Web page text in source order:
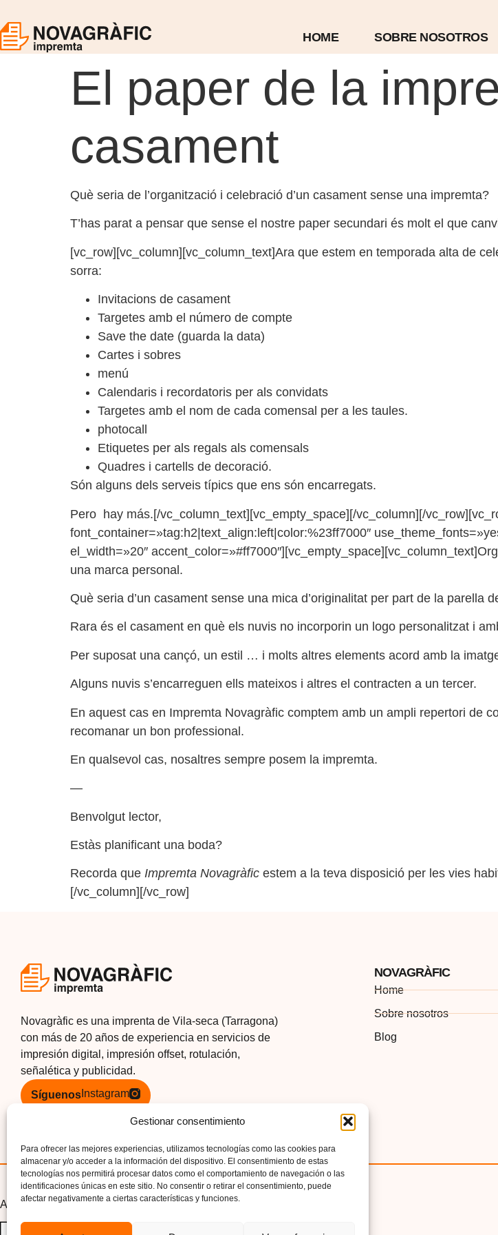
Gestionar consentimiento
Para ofrecer las mejores experiencias, utilizamos tecnologías como las cookies para
almacenar y/o acceder a la información del dispositivo. El consentimiento de estas
tecnologías nos permitirá procesar datos como el comportamiento de navegación o las
identificaciones únicas en este sitio. No consentir o retirar el consentimiento, puede
afectar negativamente a ciertas características y funciones.
HOME SOBRE NOSOTROS
El paper de la
casament
Què seria de l’organització i celebració d’un casament sense una impremta?
T’has parat a pensar que sense el nostre paper secundari és molt el que
[vc_row][vc_column][vc_column_text]Ara que estem en temporada alta de
sorra:
Invitacions de casament
Targetes amb el número de compte
Save the date (guarda la data)
Cartes i sobres
menú
Calendaris i recordatoris per als convidats
Targetes amb el nom de cada comensal per a les taules.
photocall
Etiquetes per als regals als comensals
Quadres i cartells de decoració.
Són alguns dels serveis típics que ens són encarregats.
Pero hay más.[/vc_column_text][vc_empty_space][/vc_column][/
font_container=»tag:h2|text_align:left|color:%23ff7000″
el_width=»20″
una marca personal.
Què seria d’un casament sense una mica d’originalitat per part de la parella
Rara és el casament en què els nuvis no incorporin un logo personalitzat i
Per suposat una cançó, un estil … i molts altres elements acord amb la
Alguns nuvis s’encarreguen ells mateixos i altres el contracten a un tercer.
En aquest cas en Impremta Novagràfic comptem amb un ampli repertori de
recomanar un bon professional.
En qualsevol cas, nosaltres sempre posem la impremta.
—
Benvolgut lector,
Estàs planificant una boda?
Recorda que Impremta Novagràfic estem a la teva disposició per les vies
[/vc_column][/vc_row]
Novagràfic es una imprenta de Vila-seca (Tarragona)
con más de 20 años de experiencia en servicios de
impresión digital, impresión offset, rotulación,
señalética y publicidad.
Síguenos Instagram
NOVAGRÀFIC
Home
Sobre nosotros
Blog
Aviso legal|Política de privacidad|Política de cookies